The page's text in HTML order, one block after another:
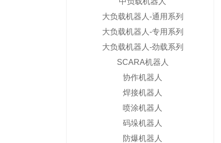
大负载机器人-通用系列
大负载机器人-专用系列
大负载机器人-劲载系列
SCARA机器人
协作机器人
焊接机器人
喷涂机器人
码垛机器人
防爆机器人